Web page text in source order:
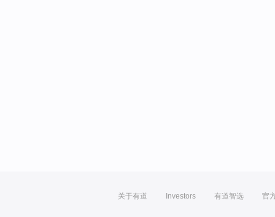
关于有道 Investors 有道智选 官